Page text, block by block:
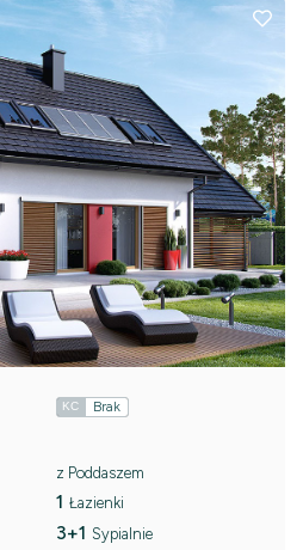
KC Brak
z Poddaszem
1 Łazienki
3+1 Sypialnie